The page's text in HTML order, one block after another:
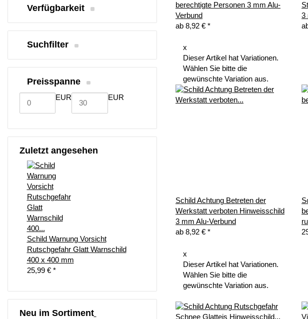
berechtigte Personen 3 mm Alu-
Verbund
ab 8,92 € *
x
Dieser Artikel hat Variationen.
Wählen Sie bitte die
gewünschte Variation aus.
3
Schild Achtung Betreten der
Werkstatt verboten Hinweisschild
3 mm Alu-Verbund
ab 8,92 € *
x
Dieser Artikel hat Variationen.
Wählen Sie bitte die
gewünschte Variation aus.
Verfügbarkeit
Suchfilter
Preisspanne
EUR EUR
Zuletzt angesehen
Schild Warnung Vorsicht
Rutschgefahr Glatt Warnschild
400 x 400 mm
25,99 € *
Neu im Sortiment